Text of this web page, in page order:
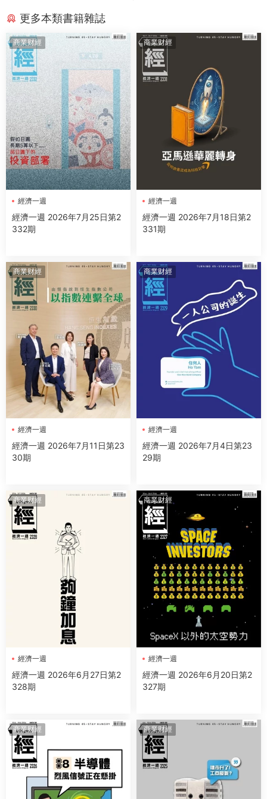
更多本類書籍雜誌
商業财經
經濟一週
經濟一週 2026年7月25日第2
332期
商業财經
經濟一週
經濟一週 2026年7月18日第2
331期
商業财經
經濟一週
經濟一週 2026年7月11日第23
30期
商業财經
經濟一週
經濟一週 2026年7月4日第23
29期
商業财經
經濟一週
經濟一週 2026年6月27日第2
328期
商業财經
經濟一週
經濟一週 2026年6月20日第2
327期
商業财經 商業财經